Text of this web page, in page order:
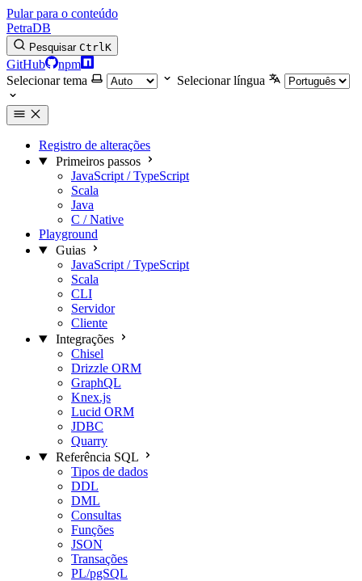
Pular para o conteúdo
PetraDB
Pesquisar CtrlK
GitHub
npm
Selecionar tema
Selecionar língua
Registro de alterações
Primeiros passos
JavaScript / TypeScript
Scala
Java
C / Native
Playground
Guias
JavaScript / TypeScript
Scala
CLI
Servidor
Cliente
Integrações
Chisel
Drizzle ORM
GraphQL
Knex.js
Lucid ORM
JDBC
Quarry
Referência SQL
Tipos de dados
DDL
DML
Consultas
Funções
JSON
Transações
PL/pgSQL